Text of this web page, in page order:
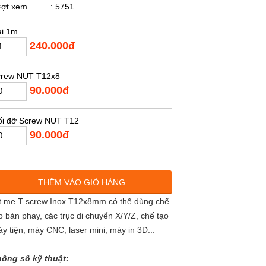
xem : 5751
1m
240.000đ
NUT T12x8
90.000đ
đỡ Screw NUT T12
90.000đ
THÊM VÀO GIỎ HÀNG
me T screw Inox T12x8mm có thể dùng chế
bàn phay, các trục di chuyển X/Y/Z, chế tạo
tiện, máy CNC, laser mini, máy in 3D...
số kỹ thuật: